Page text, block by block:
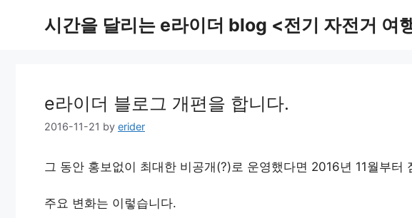
시간을 달리는 e라이더 blog <전기 자전거 여
e라이더 블로그 개편을 합니다.
2016-11-21 by erider
그 동안 홍보없이 최대한 비공개(?)로 운영했다면 2016년 11월부터
주요 변화는 이렇습니다.